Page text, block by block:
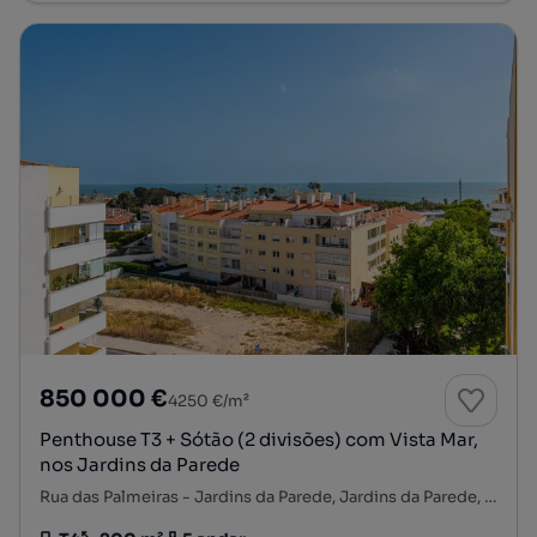
850 000 €4250 €/m²
Penthouse T3 + Sótão (2 divisões) com Vista Mar,
nos Jardins da Parede
Rua das Palmeiras - Jardins da Parede, Jardins da Parede, Carcavelos e Parede, Cascais, Lisboa